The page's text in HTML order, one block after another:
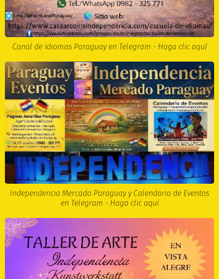
Canal de idiomas Paraguay en Telegram - Haga clic aquí
Independencia Mercado Paraguay y Calendario de Eventos
en Telegram - Haga clic aquí